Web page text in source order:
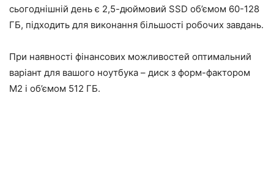
сьогоднішній день є 2,5-дюймовий SSD об’ємом 60-128
ГБ, підходить для виконання більшості робочих завдань.
При наявності фінансових можливостей оптимальний
варіант для вашого ноутбука – диск з форм-фактором
M2 і об’ємом 512 ГБ.